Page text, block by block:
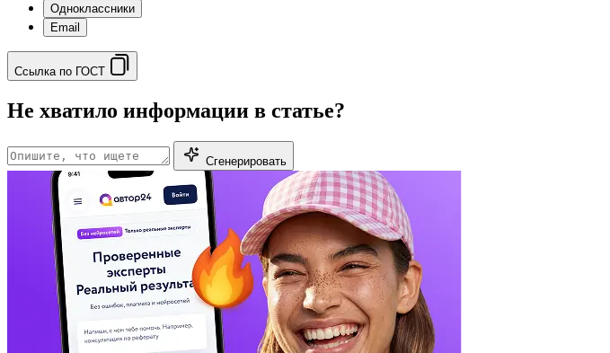
Одноклассники
Email
Ссылка по ГОСТ
Не хватило информации в статье?
Сгенерировать